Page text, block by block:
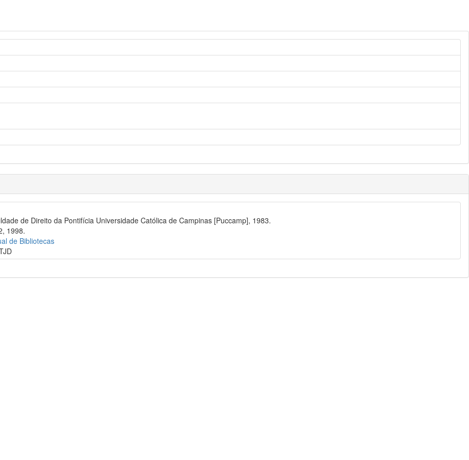
de Direito da Pontifícia Universidade Católica de Campinas [Puccamp], 1983.
1998.
de Bibliotecas